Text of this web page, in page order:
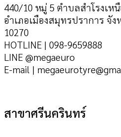
440/10 หมู่ 5 ตำบลสำโรงเห
อำเภอเมืองสมุทรปราการ จั
10270
HOTLINE | 098-9659888
LINE @megaeuro
E-mail |
สาขาศรีนครินทร์